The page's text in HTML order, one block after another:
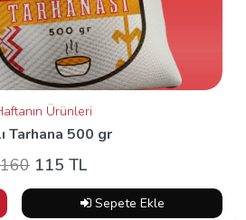
Ürünleri
Tarhana 500 gr
160 115 TL
Sepete Ekle